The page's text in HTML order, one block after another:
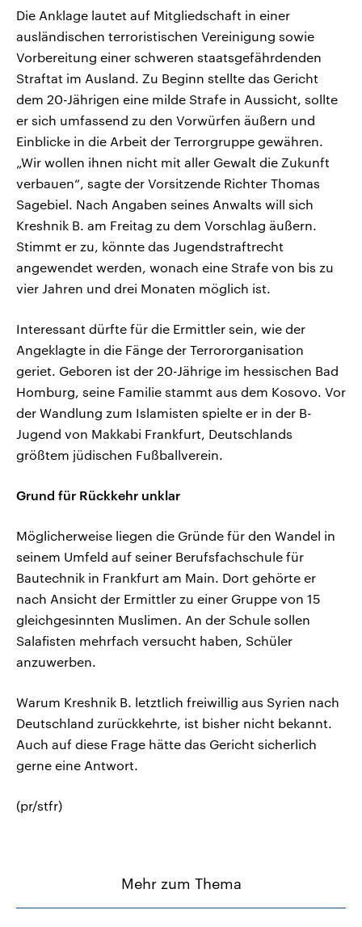
Die Anklage lautet auf Mitgliedschaft in einer
ausländischen terroristischen Vereinigung sowie
Vorbereitung einer schweren staatsgefährdenden
Straftat im Ausland. Zu Beginn stellte das Gericht
dem 20-Jährigen eine milde Strafe in Aussicht, sollte
er sich umfassend zu den Vorwürfen äußern und
Einblicke in die Arbeit der Terrorgruppe gewähren.
„Wir wollen ihnen nicht mit aller Gewalt die Zukunft
verbauen“, sagte der Vorsitzende Richter Thomas
Sagebiel. Nach Angaben seines Anwalts will sich
Kreshnik B. am Freitag zu dem Vorschlag äußern.
Stimmt er zu, könnte das Jugendstraftrecht
angewendet werden, wonach eine Strafe von bis zu
vier Jahren und drei Monaten möglich ist.
Interessant dürfte für die Ermittler sein, wie der
Angeklagte in die Fänge der Terrororganisation
geriet. Geboren ist der 20-Jährige im hessischen Bad
Homburg, seine Familie stammt aus dem Kosovo. Vor
der Wandlung zum Islamisten spielte er in der B-
Jugend von Makkabi Frankfurt, Deutschlands
größtem jüdischen Fußballverein.
Grund für Rückkehr unklar
Möglicherweise liegen die Gründe für den Wandel in
seinem Umfeld auf seiner Berufsfachschule für
Bautechnik in Frankfurt am Main. Dort gehörte er
nach Ansicht der Ermittler zu einer Gruppe von 15
gleichgesinnten Muslimen. An der Schule sollen
Salafisten mehrfach versucht haben, Schüler
anzuwerben.
Warum Kreshnik B. letztlich freiwillig aus Syrien nach
Deutschland zurückkehrte, ist bisher nicht bekannt.
Auch auf diese Frage hätte das Gericht sicherlich
gerne eine Antwort.
(pr/stfr)
Mehr zum Thema